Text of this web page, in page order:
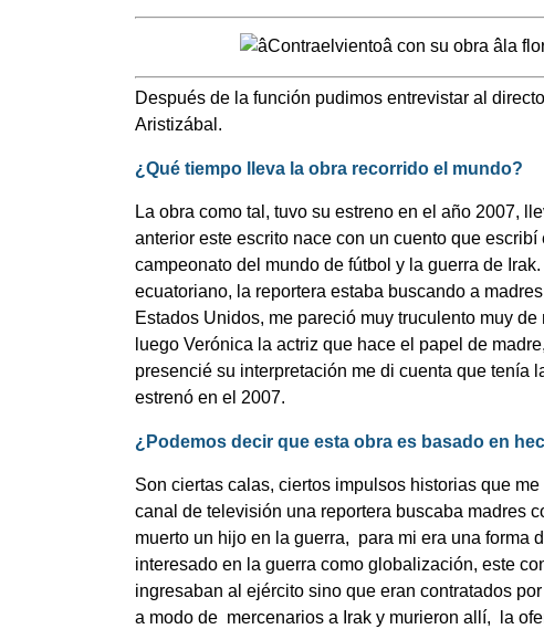
Después de la función pudimos entrevistar al
Aristizábal.
¿Qué tiempo lleva la obra recorrido el mundo?
La obra como tal, tuvo su estreno en el año 2007,
anterior este escrito nace con un cuento que
campeonato del mundo de fútbol y la guerra de
ecuatoriano, la reportera estaba buscando a
Estados Unidos, me pareció muy truculento muy
luego Verónica la actriz que hace el papel de
presencié su interpretación me di cuenta que tenía
estrenó en el 2007.
¿ Podemos decir que esta obra es basado en
Son ciertas calas, ciertos impulsos historias que me
canal de televisión una reportera buscaba madres
muerto un hijo en la guerra, para mi era una forma
interesado en la guerra como globalización, este
ingresaban al ejército sino que eran contratados
a modo de mercenarios a Irak y murieron allí,
la